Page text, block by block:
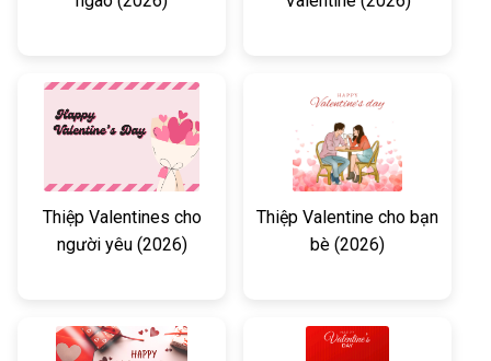
Thiệp Valentines cho
người yêu (2026)
Thiệp Valentine cho bạn
bè (2026)